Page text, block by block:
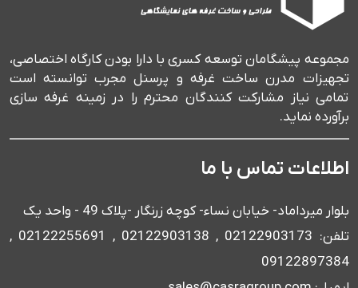
مجموعه پیشگامان توسعه کسری با دارا بودن کارگاه اختصاصی،
تجهیزات مدرن ساخت غرفه و پرسنل مجرب توانسته است
تمامی نیاز مشارکت کنندگان محترم را در زمینه غرفه سازی
برآورده نماید.
اطلاعات تماس با ما
بلوار میرداماد- خیابان نساء- کوچه زرنگار -پلاک 49 - واحد یک
تلفن: 02122903173 , 02122903138 , 02122255691 ,
09122897384